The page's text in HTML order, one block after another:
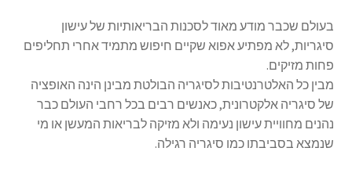
בעולם שכבר מודע מאוד לסכנות הבריאותיות של עישון
סיגריות, לא מפתיע אפוא שקיים חיפוש מתמיד אחרי תחליפים
פחות מזיקים.
מבין כל האלטרנטיבות לסיגריה הבולטת מבינן הינה האופציה
של סיגריה אלקטרונית, כאנשים רבים בכל רחבי העולם כבר
נהנים מחוויית עישון נעימה ולא מזיקה לבריאות המעשן או מי
שנמצא בסביבתו כמו סיגריה רגילה.